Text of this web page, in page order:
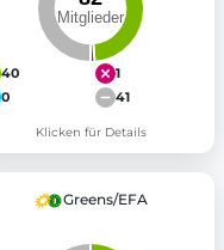
40
1
0
41
Klicken für Details
Greens/EFA